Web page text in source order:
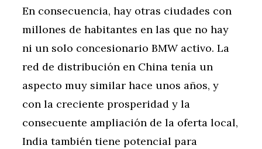
En consecuencia, hay otras ciudades con
millones de habitantes en las que no hay
ni un solo concesionario BMW activo. La
red de distribución en China tenía un
aspecto muy similar hace unos años, y
con la creciente prosperidad y la
consecuente ampliación de la oferta local,
India también tiene potencial para